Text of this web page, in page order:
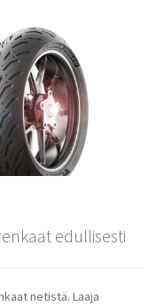
edullisesti
netistä. Laaja